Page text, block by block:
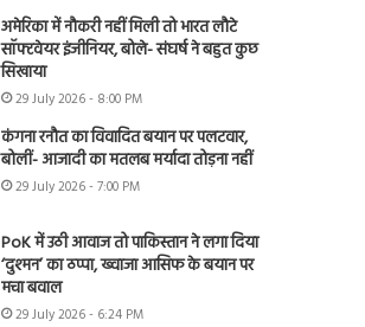
अमेरिका में नौकरी नहीं मिली तो भारत लौटे
सॉफ्टवेयर इंजीनियर, बोले- संघर्ष ने बहुत कुछ
सिखाया
29 July 2026 - 8:00 PM
कंगना रनौत का विवादित बयान पर पलटवार,
बोलीं- आजादी का मतलब मर्यादा तोड़ना नहीं
29 July 2026 - 7:00 PM
PoK में उठी आवाज तो पाकिस्तान ने लगा दिया
‘दुश्मन’ का ठप्पा, ख्वाजा आसिफ के बयान पर
मचा बवाल
29 July 2026 - 6:24 PM